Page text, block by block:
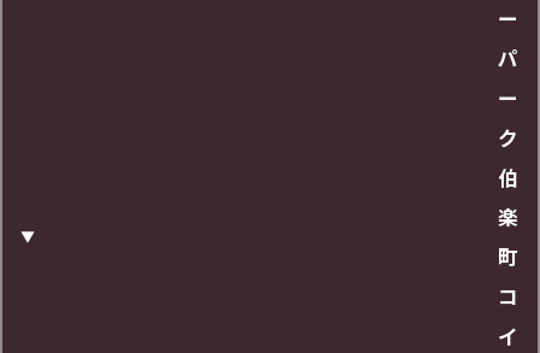
ー
パ
ー
ク
伯
楽
町
コ
イ